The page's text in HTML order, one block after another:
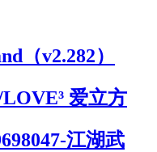
（v2.282）
爱立方
江湖武